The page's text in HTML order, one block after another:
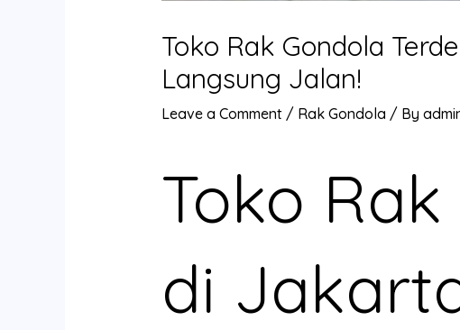
Toko Rak Gondola
Langsung Jalan!
Leave a Comment / Rak Gondola / By
Toko
di